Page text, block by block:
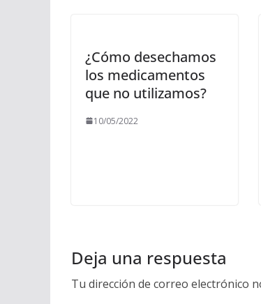
¿Cómo desechamos
los medicamentos
que no utilizamos?
10/05/2022
Deja una respuesta
Tu dirección de correo electrónico